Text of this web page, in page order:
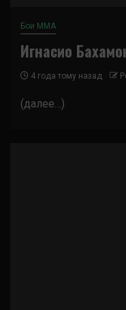
Бои ММА
Игнасио
4 года тому назад
(далее…)